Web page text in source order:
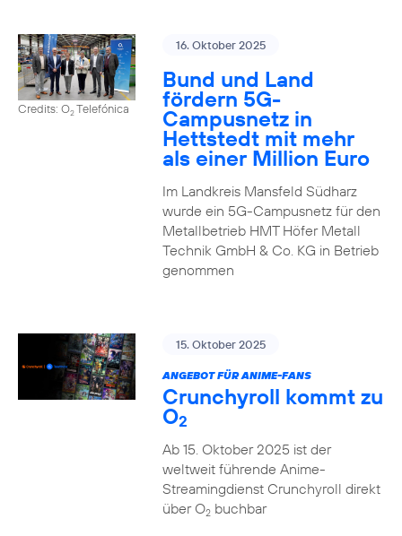
Credits: O2Telefónica
16. Oktober 2025
Bund und Land
fördern 5G-
Campusnetz in
Hettstedt mit mehr
als einer Million Euro
Im Landkreis Mansfeld Südharz
wurde ein 5G-Campusnetz für den
Metallbetrieb HMT Höfer Metall
Technik GmbH & Co. KG in Betrieb
genommen
15. Oktober 2025
ANGEBOT FÜR ANIME-FANS
Crunchyroll kommt zu
O2
Ab 15. Oktober 2025 ist der
weltweit führende Anime-
Streamingdienst Crunchyroll direkt
über O2buchbar